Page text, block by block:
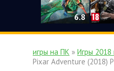
6.8
игры на ПК » Игры 2018
Pixar Adventure (2018)